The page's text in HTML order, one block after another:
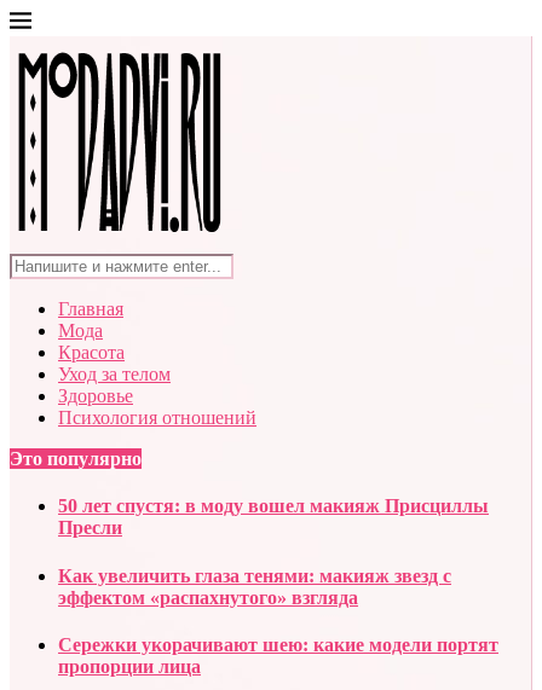
Главная
Мода
Красота
Уход за телом
Здоровье
Психология отношений
Это популярно
50 лет спустя: в моду вошел макияж Присциллы
Пресли
Как увеличить глаза тенями: макияж звезд с
эффектом «распахнутого» взгляда
Сережки укорачивают шею: какие модели портят
пропорции лица